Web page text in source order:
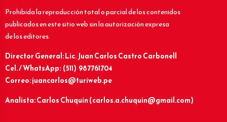
Prohibida la reproducción total o parcial de los contenidos
publicados en este sitio web sin la autorización expresa
de los editores.
Director General: Lic.Juan Carlos Castro Carbonell
Cel. / WhatsApp: (511) 987761704
Correo: juancarlos@turiweb.pe
Analista: Carlos Chuquín (carlos.a.chuquin@gmail.com)